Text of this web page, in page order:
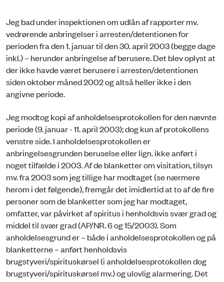
Jeg bad under inspektionen om udlån af rapporter mv.
vedrørende anbringelser i arresten/detentionen for
perioden fra den 1. januar til den 30. april 2003 (begge dage
inkl.) – herunder anbringelse af berusere. Det blev oplyst at
der ikke havde været berusere i arresten/detentionen
siden oktober måned 2002 og altså heller ikke i den
angivne periode.
Jeg modtog kopi af anholdelsesprotokollen for den nævnte
periode (9. januar - 11. april 2003); dog kun af protokollens
venstreside. I anholdelsesprotokollen er
anbringelsesgrunden beruselse eller lign. ikke anført i
noget tilfælde i 2003. Af de blanketter om visitation, tilsyn
mv. fra 2003 som jeg tillige har modtaget (se nærmere
herom i det følgende), fremgår det imidlertid at to af de fire
personer som de blanketter som jeg har modtaget,
omfatter, var påvirket af spiritus i henholdsvis svær grad og
middel til svær grad (AP/NR. 6 og 15/2003). Som
anholdelsesgrund er – både i anholdelsesprotokollen og på
blanketterne – anført henholdsvis
brugstyveri/spirituskørsel (i anholdelsesprotokollen dog
brugstyveri/spirituskørsel mv.) og ulovlig alarmering. Det